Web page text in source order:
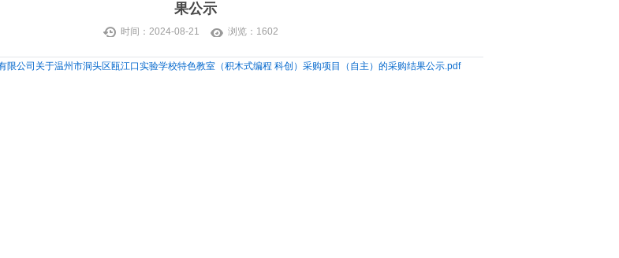
果公示
时间：2024-08-21 浏览： 1602
限公司关于温州市洞头区瓯江口实验学校特色教室（积木式编程 科创）采购项目（自主）的采购结果公示.pdf